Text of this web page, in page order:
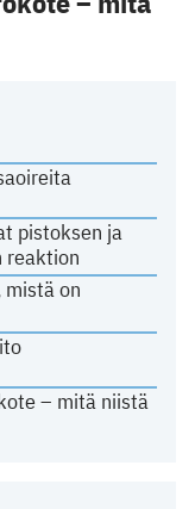
pistoksen ja
reaktion
on
– mitä niistä